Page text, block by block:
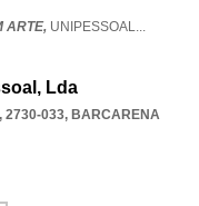
ARTE, UNIPESSOAL...
Lda
2730-033, BARCARENA